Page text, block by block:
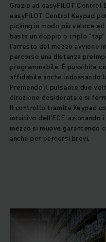
Grazie ad easyPILOT Control
easyPILOT Control Keypad
picking in modo più veloce
basta un doppio o triplo
l’arresto del mezzo avviene
percorso una distanza
programmabile. È possibile
affidabile anche indossando
Premendo il pulsante due
direzione desiderata e si
Il controllo tramite Keypad
intuitivo dell’ECE:
mezzo si muove garantendo
anche per percorsi brevi.